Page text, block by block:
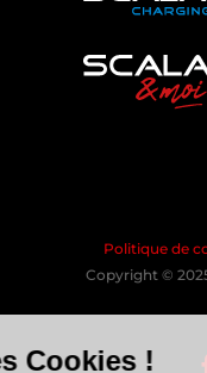
Politique de
Copyright ©
les Cookies !